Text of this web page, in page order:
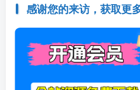
感谢您的来访，获取更